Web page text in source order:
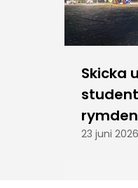
Skicka
rymden
23 juni 2026